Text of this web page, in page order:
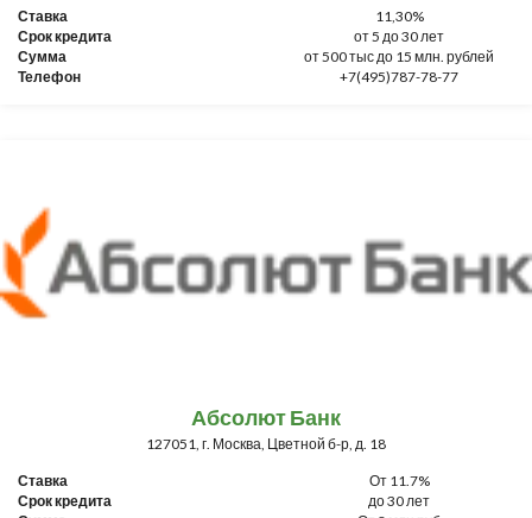
Ставка
11,30%
Срок кредита
от 5 до 30 лет
Сумма
от 500 тыс до 15 млн. рублей
Телефон
+7(495)787-78-77
Абсолют Банк
127051, г. Москва, Цветной б-р, д. 18
Ставка
От 11.7%
Срок кредита
до 30 лет